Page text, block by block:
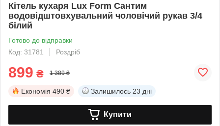
Кітель кухаря Lux Form Сантим
водовідштовхувальний чоловічий рукав 3/4
білий
Готово до відправки
Код: 31781
Роздріб
899 ₴ 1 389 ₴
Економія 490 ₴ Залишилось 23 дні
Купити